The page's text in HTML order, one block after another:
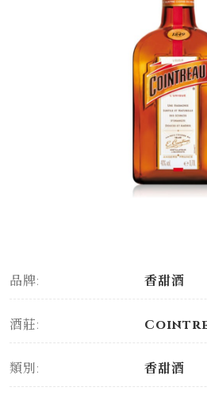
品牌: 香甜酒
酒莊:
類別: 香甜酒